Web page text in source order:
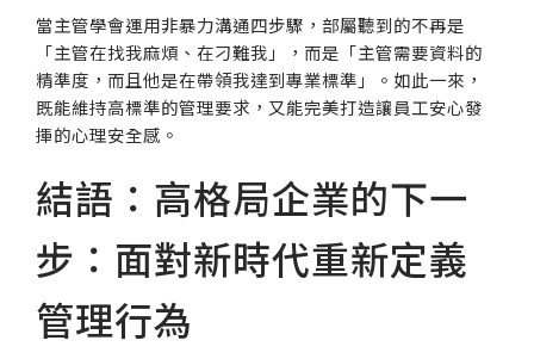
當主管學會運用非暴力溝通四步驟，部屬聽到的不再是
「主管在找我麻煩、在刁難我」，而是「主管需要資料的
精準度，而且他是在帶領我達到專業標準」。如此一來，
既能維持高標準的管理要求，又能完美打造讓員工安心發
揮的心理安全感。
結語：高格局企業的下一
步：面對新時代重新定義
管理行為